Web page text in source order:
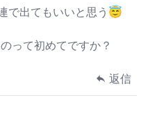
で出てもいいと思う😇
って初めてですか？
返信